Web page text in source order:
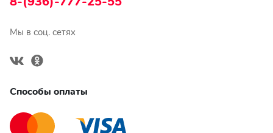
Мы в соц. сетях
Способы оплаты